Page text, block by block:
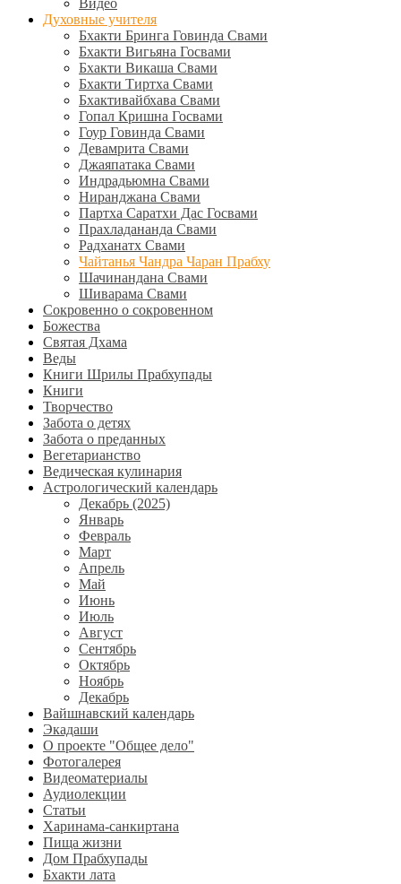
Видео
Духовные учителя
Бхакти Бринга Говинда Свами
Бхакти Вигьяна Госвами
Бхакти Викаша Свами
Бхакти Тиртха Свами
Бхактивайбхава Свами
Гопал Кришна Госвами
Гоур Говинда Свами
Девамрита Свами
Джаяпатака Свами
Индрадьюмна Свами
Ниранджана Свами
Партха Саратхи Дас Госвами
Прахладананда Свами
Радханатх Свами
Чайтанья Чандра Чаран Прабху
Шачинандана Свами
Шиварама Свами
Сокровенно о сокровенном
Божества
Святая Дхама
Веды
Книги Шрилы Прабхупады
Книги
Творчество
Забота о детях
Забота о преданных
Вегетарианство
Ведическая кулинария
Астрологический календарь
Декабрь (2025)
Январь
Февраль
Март
Апрель
Май
Июнь
Июль
Август
Сентябрь
Октябрь
Ноябрь
Декабрь
Вайшнавский календарь
Экадаши
О проекте "Общее дело"
Фотогалерея
Видеоматериалы
Аудиолекции
Статьи
Харинама-санкиртана
Пища жизни
Дом Прабхупады
Бхакти лата